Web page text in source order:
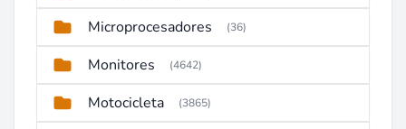
Microprocesadores (36)
Monitores (4642)
Motocicleta (3865)